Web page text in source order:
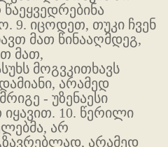
9. იცოდეთ, თუკი ჩვენ
მათ წინააღმდეგ,
მათ,
მოგვკითხავს
არამედ
- უზენაესი
10. წერილი
არ
არამედ